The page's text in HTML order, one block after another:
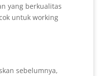
yang berkualitas
untuk working
sebelumnya,